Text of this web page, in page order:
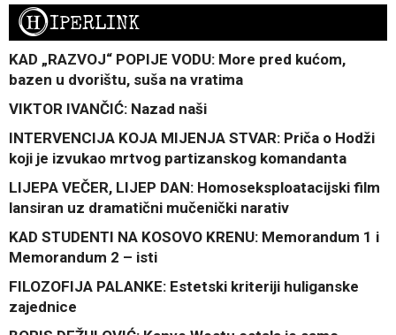
HIPERLINK
KAD „RAZVOJ“ POPIJE VODU: More pred kućom,
bazen u dvorištu, suša na vratima
VIKTOR IVANČIĆ: Nazad naši
INTERVENCIJA KOJA MIJENJA STVAR: Priča o Hodži
koji je izvukao mrtvog partizanskog komandanta
LIJEPA VEČER, LIJEP DAN: Homoseksploatacijski film
lansiran uz dramatični mučenički narativ
KAD STUDENTI NA KOSOVO KRENU: Memorandum 1 i
Memorandum 2 – isti
FILOZOFIJA PALANKE: Estetski kriteriji huliganske
zajednice